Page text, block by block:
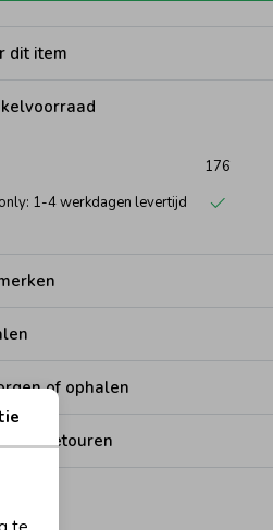
dit item
176
1-4 werkdagen levertijd
of ophalen
en retouren